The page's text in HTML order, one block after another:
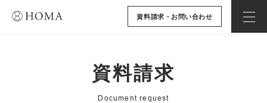
資料請求・お問い合わせ
資料請求
Document request